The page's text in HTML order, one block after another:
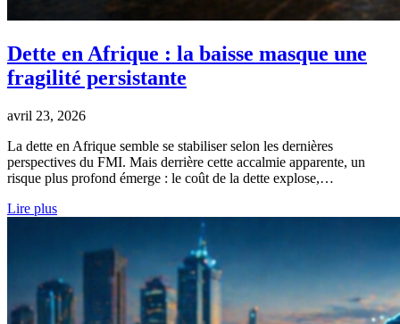
Dette en Afrique : la baisse masque une
fragilité persistante
avril 23, 2026
La dette en Afrique semble se stabiliser selon les dernières
perspectives du FMI. Mais derrière cette accalmie apparente, un
risque plus profond émerge : le coût de la dette explose,…
Lire plus